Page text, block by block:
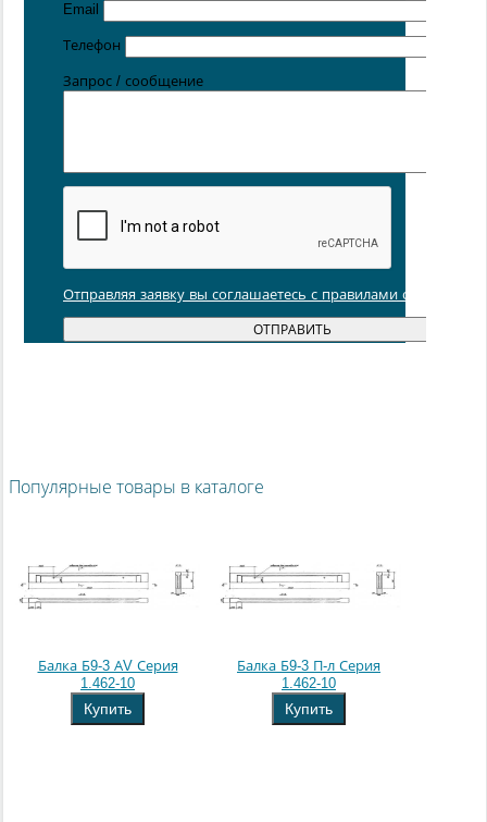
Email
Телефон
Запрос / сообщение
Отправляя заявку вы соглашаетесь с правилами обработки
Популярные товары в каталоге
Балка Б9-3 АV Серия
1.462-10
Купить
Балка Б9-3 П-л Серия
1.462-10
Купить